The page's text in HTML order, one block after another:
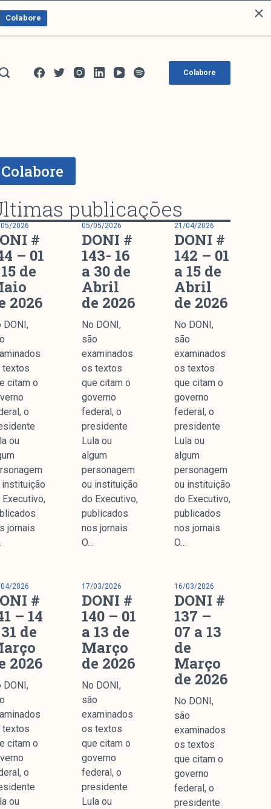
Colabore
Colabore
História
Mídia
Parceria
Colabore
publicações
2026
#
– 01
de
2026
DONI,
textos
citam o
o
ou
instituição
Executivo,
jornais
05/05/2026
DONI #
143- 16
a 30 de
Abril
de 2026
No DONI,
são
examinados
os textos
que citam o
governo
federal, o
presidente
Lula ou
algum
personagem
ou instituição
do Executivo,
publicados
nos jornais
O…
21/04/2026
DONI #
142 – 01
a 15 de
Abril
de 2026
No DONI,
são
examinados
os textos
que citam o
governo
federal, o
presidente
Lula ou
algum
personagem
ou instituição
do Executivo,
publicados
nos jornais
O…
2026
#
– 14
de
2026
DONI,
textos
citam o
o
ou
17/03/2026
DONI #
140 – 01
a 13 de
Março
de 2026
No DONI,
são
examinados
os textos
que citam o
governo
federal, o
presidente
Lula ou
16/03/2026
DONI #
137 –
07 a 13
de
Março
de 2026
No DONI,
são
examinados
os textos
que citam o
governo
federal, o
presidente